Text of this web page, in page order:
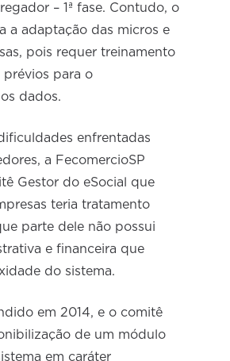
– 1ª fase. Contudo, o
a adaptação das micros e
pois requer treinamento
prévios para o
dados.
enfrentadas
a FecomercioSP
Gestor do eSocial que
teria tratamento
parte dele não possui
e financeira que
do sistema.
em 2014, e o comitê
de um módulo
em caráter